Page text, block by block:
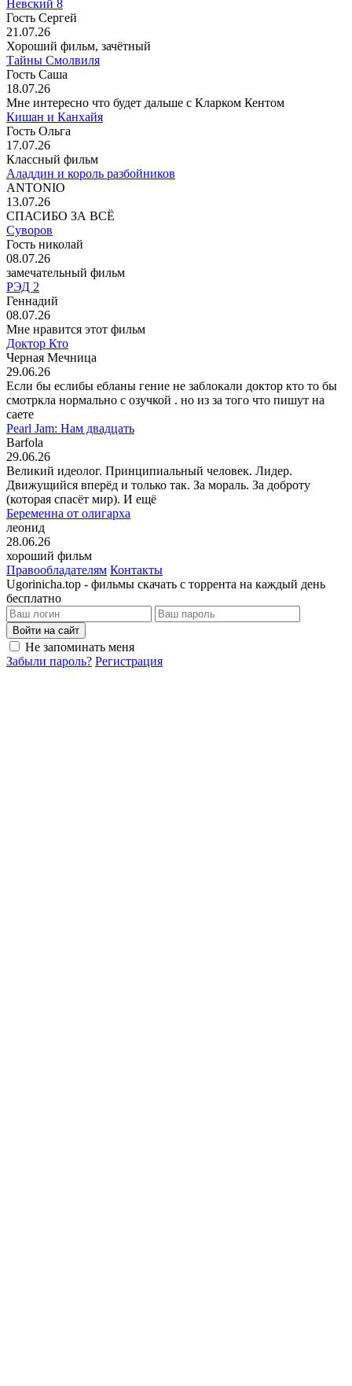
Невский 8
Гость Сергей
21.07.26
Хороший фильм, зачётный
Тайны Смолвиля
Гость Саша
18.07.26
Мне интересно что будет дальше с Кларком Кентом
Кишан и Канхайя
Гость Ольга
17.07.26
Классный фильм
Аладдин и король разбойников
ANTONIO
13.07.26
СПАСИБО ЗА ВСЁ
Суворов
Гость николай
08.07.26
замечательный фильм
РЭД 2
Геннадий
08.07.26
Мне нравится этот фильм
Доктор Кто
Черная Мечница
29.06.26
Если бы еслибы ебланы гение не заблокали доктор кто то бы
смотркла нормально с озучкой . но из за того что пишут на
саете
Pearl Jam: Нам двадцать
Barfola
29.06.26
Великий идеолог. Принципиальный человек. Лидер.
Движущийся вперёд и только так. За мораль. За доброту
(которая спасёт мир). И ещё
Беременна от олигарха
леонид
28.06.26
хороший фильм
Правообладателям Контакты
Ugorinicha.top - фильмы скачать с торрента на каждый день
бесплатно
Войти на сайт
Не запоминать меня
Забыли пароль? Регистрация